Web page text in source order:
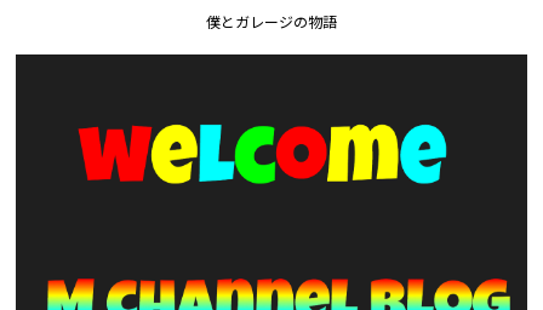
僕とガレージの物語